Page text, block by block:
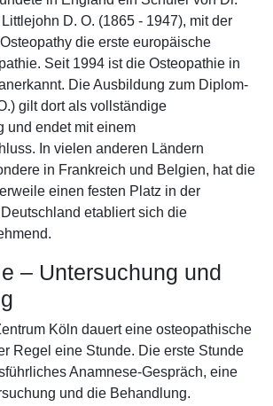
D. O. (1865 - 1947), mit der
die erste europäische
Seit 1994 ist die Osteopathie in
Die Ausbildung zum Diplom-
gilt dort als vollständige
und endet mit einem
In vielen anderen Ländern
in Frankreich und Belgien, hat die
einen festen Platz in der
etabliert sich die
– Untersuchung und
Köln dauert eine osteopathische
Regel eine Stunde. Die erste Stunde
Anamnese-Gespräch, eine
und die Behandlung.